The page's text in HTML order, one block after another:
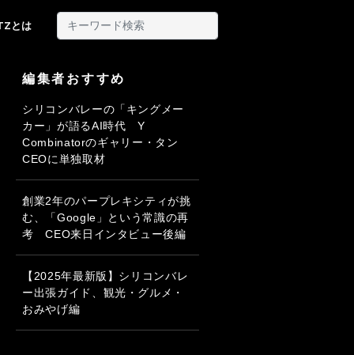
とは
編集者おすすめ
シリコンバレーの「キングメー
カー」が語るAI時代 Y
Combinatorのギャリー・タン
CEOに単独取材
創業2年のパープレキシティが挑
む、「Google」という常識の再
考 CEO来日インタビュー後編
【2025年最新版】シリコンバレ
ー出張ガイド、観光・グルメ・
おみやげ編